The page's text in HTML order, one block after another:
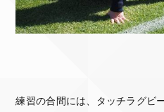
練習の合間には、タッチラグビ